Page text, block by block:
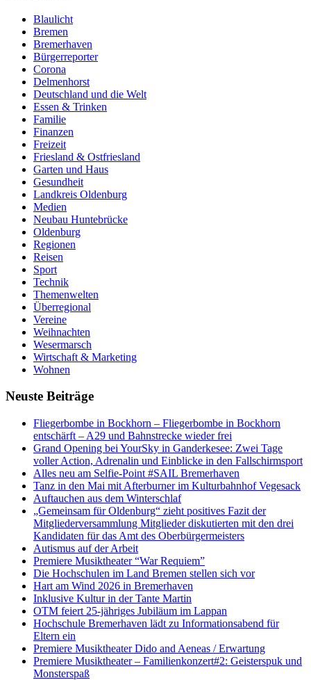
Blaulicht
Bremen
Bremerhaven
Bürgerreporter
Corona
Delmenhorst
Deutschland und die Welt
Essen & Trinken
Familie
Finanzen
Freizeit
Friesland & Ostfriesland
Garten und Haus
Gesundheit
Landkreis Oldenburg
Medien
Neubau Huntebrücke
Oldenburg
Regionen
Reisen
Sport
Technik
Themenwelten
Überregional
Vereine
Weihnachten
Wesermarsch
Wirtschaft & Marketing
Wohnen
Neuste Beiträge
Fliegerbombe in Bockhorn – Fliegerbombe in Bockhorn
entschärft – A29 und Bahnstrecke wieder frei
Grand Opening bei YourSky in Ganderkesee: Zwei Tage
voller Action, Adrenalin und Einblicke in den Fallschirmsport
Alles neu am Selfie-Point #SAIL Bremerhaven
Tanz in den Mai mit Afterburner im Kulturbahnhof Vegesack
Auftauchen aus dem Winterschlaf
„Gemeinsam für Oldenburg“ zieht positives Fazit der
Mitgliederversammlung Mitglieder diskutierten mit den drei
Kandidaten für das Amt des Oberbürgermeisters
Autismus auf der Arbeit
Premiere Musiktheater “War Requiem”
Die Hochschulen im Land Bremen stellen sich vor
Hart am Wind 2026 in Bremerhaven
Inklusive Kultur in der Tante Martin
OTM feiert 25-jähriges Jubiläum im Lappan
Hochschule Bremerhaven lädt zu Informationsabend für
Eltern ein
Premiere Musiktheater Dido and Aeneas / Erwartung
Premiere Musiktheater – Familienkonzert#2: Geisterspuk und
Monsterspaß